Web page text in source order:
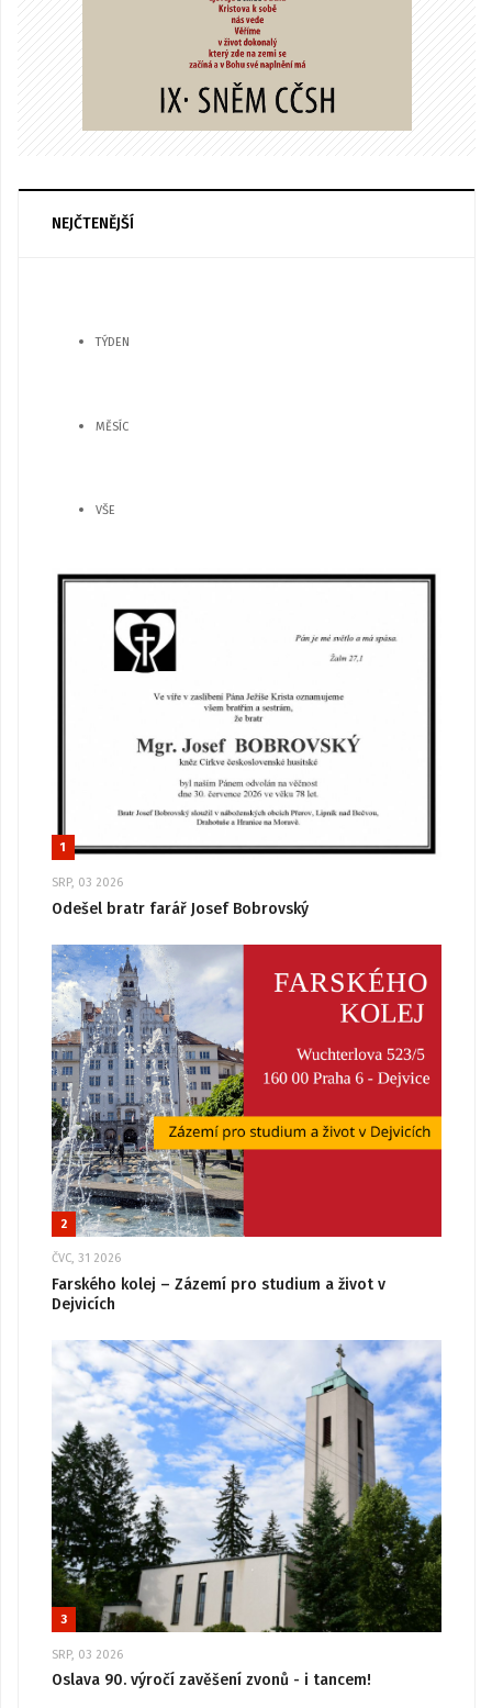
NEJČTENĚJŠÍ
TÝDEN
MĚSÍC
VŠE
1
SRP, 03 2026
Odešel bratr farář Josef Bobrovský
2
ČVC, 31 2026
Farského kolej – Zázemí pro studium a život v
Dejvicích
3
SRP, 03 2026
Oslava 90. výročí zavěšení zvonů - i tancem!